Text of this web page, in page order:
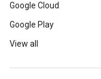
Google Cloud
Google Play
View all